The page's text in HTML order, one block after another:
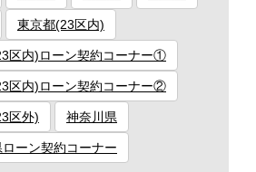
東京都(23区内)
区内)ローン契約コーナー①
区内)ローン契約コーナー②
区外) 神奈川県
ーン契約コーナー